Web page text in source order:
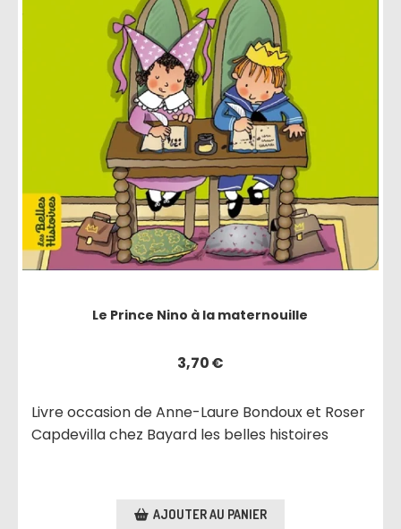
Le Prince Nino à la maternouille
3,70€
Livre occasion de Anne-Laure Bondoux et Roser
Capdevilla chez Bayard les belles histoires
AJOUTER AU PANIER